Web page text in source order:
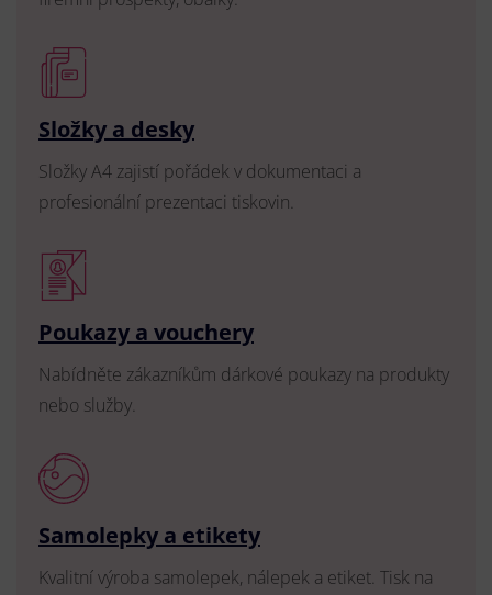
Složky a desky
Složky A4 zajistí pořádek v dokumentaci a
profesionální prezentaci tiskovin.
Poukazy a vouchery
Nabídněte zákazníkům dárkové poukazy na produkty
nebo služby.
Samolepky a etikety
Kvalitní výroba samolepek, nálepek a etiket. Tisk na